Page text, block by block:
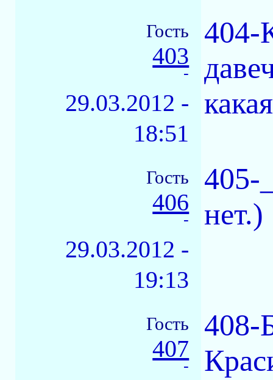
Гость
403
-
29.03.2012 -
18:51
404-
Гость
406
-
29.03.2012 -
19:13
405-
нет.)
Гость
407
-
408-